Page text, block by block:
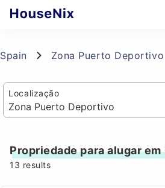
Spain Zona Puerto Deportivo
Localização
Propriedade para alugar
13 results